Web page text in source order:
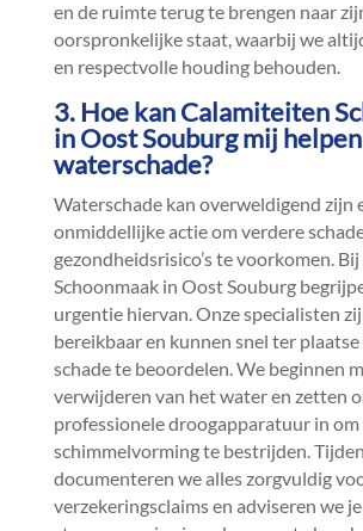
en de ruimte terug te brengen naar
oorspronkelijke staat, waarbij we
en respectvolle houding behouden.​
3.​ Hoe kan Calamiteiten
in Oost Souburg mij
waterschade?
Waterschade kan overweldigend zijn
onmiddellijke actie om verdere
gezondheidsrisico’s te voorkomen.​
Schoonmaak in Oost Souburg
urgentie hiervan.​ Onze specialisten
bereikbaar en kunnen snel ter
schade te beoordelen.​ We beginnen
verwijderen van het water en zetten
professionele droogapparatuur in om
schimmelvorming te bestrijden.​
documenteren we alles zorgvuldig
verzekeringsclaims en adviseren we